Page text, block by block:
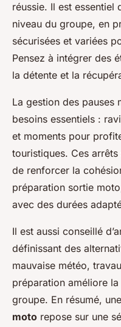
réussie. Il est essentiel
niveau du groupe, en
sécurisées et variées
Pensez à intégrer des
la détente et la
La gestion des
besoins essentiels :
et moments pour
touristiques. Ces
de renforcer la
préparation sortie
avec des durées
Il est aussi conseillé
définissant des
mauvaise météo,
préparation améliore
groupe. En résumé,
moto repose sur une